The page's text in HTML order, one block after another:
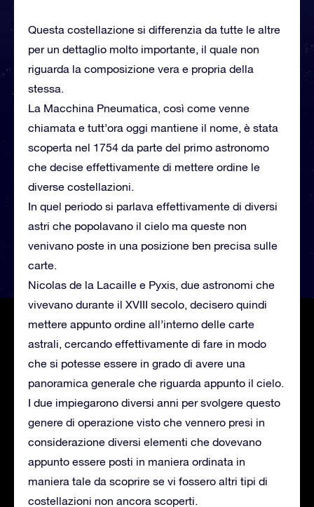
Questa costellazione si differenzia da tutte le altre
per un dettaglio molto importante, il quale non
riguarda la composizione vera e propria della
stessa.
La Macchina Pneumatica, così come venne
chiamata e tutt’ora oggi mantiene il nome, è stata
scoperta nel 1754 da parte del primo astronomo
che decise effettivamente di mettere ordine le
diverse costellazioni.
In quel periodo si parlava effettivamente di diversi
astri che popolavano il cielo ma queste non
venivano poste in una posizione ben precisa sulle
carte.
Nicolas de la Lacaille e Pyxis, due astronomi che
vivevano durante il XVIII secolo, decisero quindi
mettere appunto ordine all’interno delle carte
astrali, cercando effettivamente di fare in modo
che si potesse essere in grado di avere una
panoramica generale che riguarda appunto il cielo.
I due impiegarono diversi anni per svolgere questo
genere di operazione visto che vennero presi in
considerazione diversi elementi che dovevano
appunto essere posti in maniera ordinata in
maniera tale da scoprire se vi fossero altri tipi di
costellazioni non ancora scoperti.